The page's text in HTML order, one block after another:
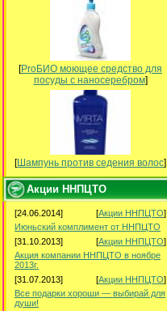
[ProБИО моющее средство для
посуды c наносеребром]
[Шампунь против седения волос]
Акции ННПЦТО
[24.06.2014] [Акции ННПЦТО]
Июньский комплимент от ННПЦТО
[31.10.2013]
[Акции ННПЦТО]
Акция компании ННПЦТО в ноябре
2013г.
[31.07.2013]
[Акции ННПЦТО]
Все подарки хороши — выбирай для
души!